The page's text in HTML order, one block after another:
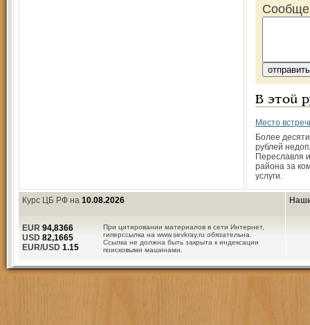
В этой
Место
Более
рублей
Переславля
района за
услуги.
Курс ЦБ РФ на 10.08.2026
При цитировании материалов в сети Интернет,
гиперссылка на www.sevkray.ru обязательна.
Ссылка не должна быть закрыта к индексации
поисковыми машинами.
EUR 94,8366
USD 82,1665
EUR/USD 1.15